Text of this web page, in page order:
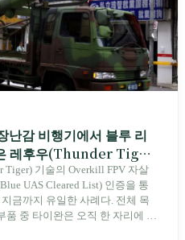
난감 비행기에서 블루 리
레후우(Thunder Tiger)
Tiger) 기술의 Overkill FPV 자살
UAS Cleared List) 인증을 통
금까지 유일한 사례다. 전체 목
품 중 타이완은 오직 한 자리에 불
상원의원 4명이 《타이완을 위